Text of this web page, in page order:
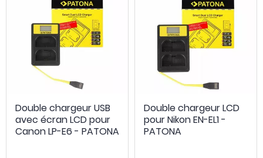
Double chargeur USB
avec écran LCD pour
Canon LP-E6 - PATONA
Double chargeur LCD
pour Nikon EN-EL1 -
PATONA